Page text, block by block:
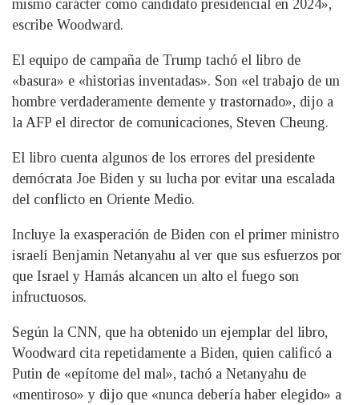
mismo carácter como candidato presidencial en 2024»,
escribe Woodward.
El equipo de campaña de Trump tachó el libro de
«basura» e «historias inventadas». Son «el trabajo de un
hombre verdaderamente demente y trastornado», dijo a
la AFP el director de comunicaciones, Steven Cheung.
El libro cuenta algunos de los errores del presidente
demócrata Joe Biden y su lucha por evitar una escalada
del conflicto en Oriente Medio.
Incluye la exasperación de Biden con el primer ministro
israelí Benjamin Netanyahu al ver que sus esfuerzos por
que Israel y Hamás alcancen un alto el fuego son
infructuosos.
Según la CNN, que ha obtenido un ejemplar del libro,
Woodward cita repetidamente a Biden, quien calificó a
Putin de «epítome del mal», tachó a Netanyahu de
«mentiroso» y dijo que «nunca debería haber elegido» a